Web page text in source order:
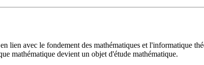
lien avec le fondement des mathématiques et l'informatique
mathématique devient un objet d'étude mathématique.